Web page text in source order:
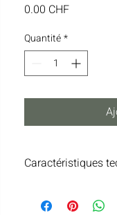
0.00 CHFPrix
Quantité*
Caractéristiques
Appareil : ZM